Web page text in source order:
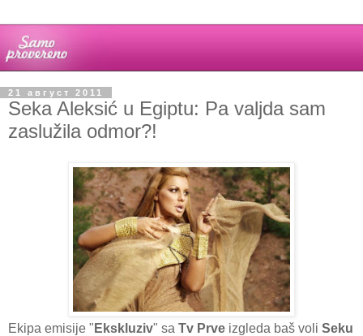
21 август 2011
Seka Aleksić u Egiptu: Pa valjda sam
zaslužila odmor?!
Ekipa emisije " Ekskluziv" sa Tv Prve izgleda baš voli Seku